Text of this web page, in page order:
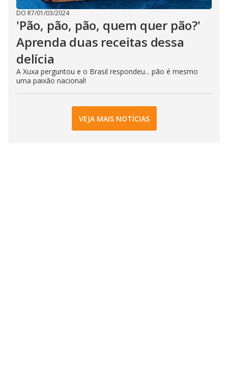
DO R7/01/03/2024
'Pão, pão, pão, quem quer pão?'
Aprenda duas receitas dessa
delícia
A Xuxa perguntou e o Brasil respondeu... pão é mesmo
uma paixão nacional!
VEJA MAIS NOTÍCIAS